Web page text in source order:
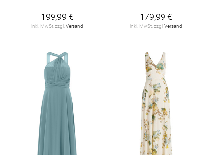
199,99 €
inkl. MwSt. zzgl. Versand
179,99 €
inkl. MwSt. zzgl. Versand